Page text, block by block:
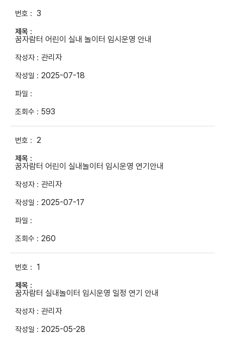
3
꿈자람터 어린이 실내 놀이터 임시운영 안내
관리자
2025-07-18
593
2
꿈자람터 어린이 실내놀이터 임시운영 연기안내
관리자
2025-07-17
260
1
꿈자람터 실내놀이터 임시운영 일정 연기 안내
관리자
2025-05-28